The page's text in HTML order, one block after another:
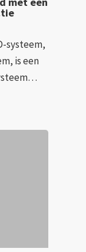
systeem,
is een